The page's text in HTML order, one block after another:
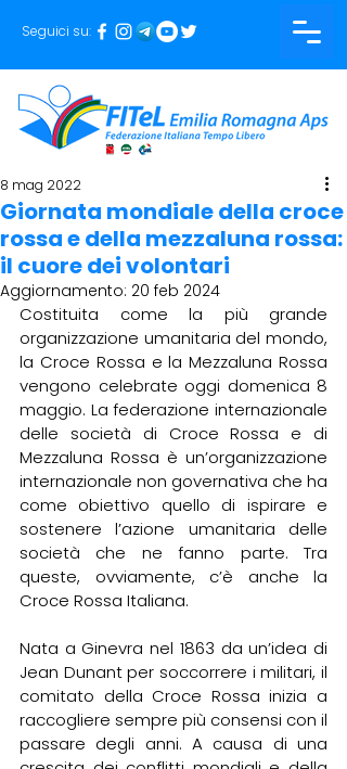
Seguici su:
Giornata mondiale della croce
rossa e della mezzaluna rossa:
il cuore dei volontari
8 mag 2022
Aggiornamento: 20 feb 2024
Costituita come la più grande
organizzazione umanitaria del mondo,
la Croce Rossa e la Mezzaluna Rossa
vengono celebrate oggi domenica 8
maggio. La federazione internazionale
delle società di Croce Rossa e di
Mezzaluna Rossa è un’organizzazione
internazionale non governativa che ha
come obiettivo quello di ispirare e
sostenere l’azione umanitaria delle
società che ne fanno parte. Tra
queste, ovviamente, c’è anche la
Croce Rossa Italiana.
Nata a Ginevra nel 1863 da un’idea di
Jean Dunant per soccorrere i militari, il
comitato della Croce Rossa inizia a
raccogliere sempre più consensi con il
passare degli anni. A causa di una